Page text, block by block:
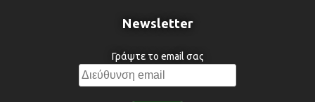
Newsletter
Γράψτε το email σας